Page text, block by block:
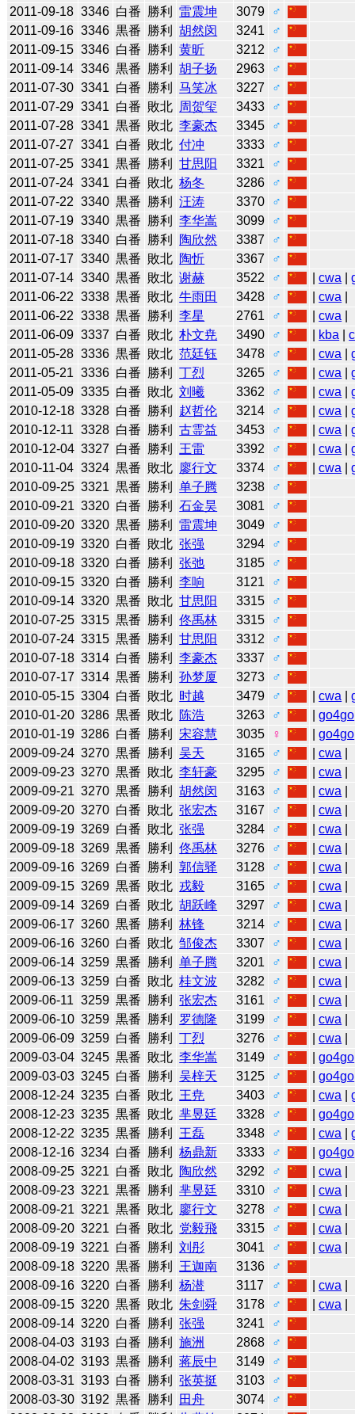
2011-09-18 3346 白番 勝利 雷震坤 3079
♂
2011-09-16 3346 黒番 勝利 胡然闵 3241
♂
2011-09-15 3346 白番 勝利 黄昕 3212
♂
2011-09-14 3346 黒番 勝利 胡子扬 2963
♂
2011-07-30 3341 白番 勝利 马笑冰 3227
♂
2011-07-29 3341 白番 敗北 周贺玺 3433
♂
2011-07-28 3341 黒番 敗北 李豪杰 3345
♂
2011-07-27 3341 白番 敗北 付冲 3333
♂
2011-07-25 3341 黒番 勝利 甘思阳 3321
♂
2011-07-24 3341 白番 敗北 杨冬 3286
♂
2011-07-22 3340 黒番 勝利 汪涛 3370
♂
2011-07-19 3340 黒番 勝利 李华嵩 3099
♂
2011-07-18 3340 白番 勝利 陶欣然 3387
♂
2011-07-17 3340 黒番 敗北 陶忻 3367
♂
2011-07-14 3340 黒番 敗北 谢赫 3522 ♂ |cwa |
2011-06-22 3338 黒番 敗北 牛雨田 3428 ♂ |cwa
2011-06-22 3338 黒番 勝利 李星 2761 ♂ |cwa
2011-06-09 3337 白番 敗北 朴文尭 3490 ♂ kba |
2011-05-28 3336 黒番 敗北 范廷钰 3478 ♂ |cwa |
2011-05-21 3336 白番 勝利 丁烈 3265 ♂ |cwa |
2011-05-09 3335 白番 敗北 刘曦 3362 ♂ |cwa |
2010-12-18 3328 白番 勝利 赵哲伦 3214 ♂ |cwa |
2010-12-11 3328 白番 勝利 古霊益 3453 ♂ |cwa |
2010-12-04 3327 白番 勝利 王雷 3392 ♂ |cwa |
2010-11-04 3324 黒番 敗北 廖行文 3374 ♂ |cwa |
2010-09-25 3321 黒番 勝利 单子腾 3238
♂
2010-09-21 3320 白番 勝利 石金昊 3081
♂
2010-09-20 3320 黒番 勝利 雷震坤 3049
♂
2010-09-19 3320 白番 敗北 张强 3294
♂
2010-09-18 3320 白番 勝利 张弛 3185
♂
2010-09-15 3320 白番 勝利 李响 3121
♂
2010-09-14 3320 黒番 敗北 甘思阳 3315
♂
2010-07-25 3315 黒番 勝利 佟禹林 3315
♂
2010-07-24 3315 黒番 勝利 甘思阳 3312
♂
2010-07-18 3314 白番 勝利 李豪杰 3337
♂
2010-07-17 3314 黒番 勝利 孙梦厦 3273
♂
2010-05-15 3304 白番 敗北 时越 3479 ♂ |cwa |
2010-01-20 3286 黒番 敗北 陈浩 3263 ♂ |go4go
2010-01-19 3286 白番 勝利 宋容慧 3035 ♀ |go4go
2009-09-24 3270 黒番 勝利 吴天 3165 ♂ |cwa
2009-09-23 3270 黒番 敗北 李轩豪 3295 ♂ |cwa
2009-09-21 3270 黒番 勝利 胡然闵 3163 ♂ |cwa
2009-09-20 3270 白番 敗北 张宏杰 3167 ♂ |cwa
2009-09-19 3269 白番 敗北 张强 3284 ♂ |cwa
2009-09-18 3269 黒番 勝利 佟禹林 3276 ♂ |cwa
2009-09-16 3269 白番 勝利 郭信驿 3128 ♂ |cwa
2009-09-15 3269 黒番 敗北 戎毅 3165 ♂ |cwa
2009-09-14 3269 白番 敗北 胡跃峰 3297 ♂ |cwa
2009-06-17 3260 黒番 勝利 林锋 3214 ♂ |cwa
2009-06-16 3260 白番 敗北 邹俊杰 3307 ♂ |cwa
2009-06-14 3259 黒番 勝利 单子腾 3201 ♂ |cwa
2009-06-13 3259 白番 敗北 桂文波 3282 ♂ |cwa
2009-06-11 3259 黒番 勝利 张宏杰 3161 ♂ |cwa
2009-06-10 3259 黒番 勝利 罗德隆 3199 ♂ |cwa
2009-06-09 3259 白番 勝利 丁烈 3276 ♂ |cwa
2009-03-04 3245 黒番 敗北 李华嵩 3149 ♂ |go4go
2009-03-03 3245 白番 勝利 吴梓天 3125 ♂ |go4go
2008-12-24 3235 白番 敗北 王尭 3403 ♂ |cwa |
2008-12-23 3235 黒番 敗北 芈昱廷 3328 ♂ |go4go
2008-12-22 3235 黒番 勝利 王磊 3348 ♂ |cwa |
2008-12-16 3234 白番 勝利 杨鼎新 3333 ♂ |go4go
2008-09-25 3221 白番 敗北 陶欣然 3292 ♂ |cwa
2008-09-23 3221 黒番 勝利 芈昱廷 3310 ♂ |cwa
2008-09-21 3221 黒番 敗北 廖行文 3278 ♂ |cwa
2008-09-20 3221 白番 敗北 党毅飛 3315 ♂ |cwa
2008-09-19 3221 白番 勝利 刘彤 3041 ♂ |cwa
2008-09-18 3220 黒番 勝利 王迦南 3136
♂
2008-09-16 3220 白番 勝利 杨潜 3117 ♂ |cwa
2008-09-15 3220 黒番 敗北 朱剑舜 3178 ♂ |cwa
2008-09-14 3220 白番 勝利 张强 3241
♂
2008-04-03 3193 白番 勝利 施洲 2868
♂
2008-04-02 3193 黒番 勝利 蒋辰中 3149
♂
2008-03-31 3193 白番 勝利 张英挺 3103
♂
2008-03-30 3192 黒番 勝利 田舟 3074
♂